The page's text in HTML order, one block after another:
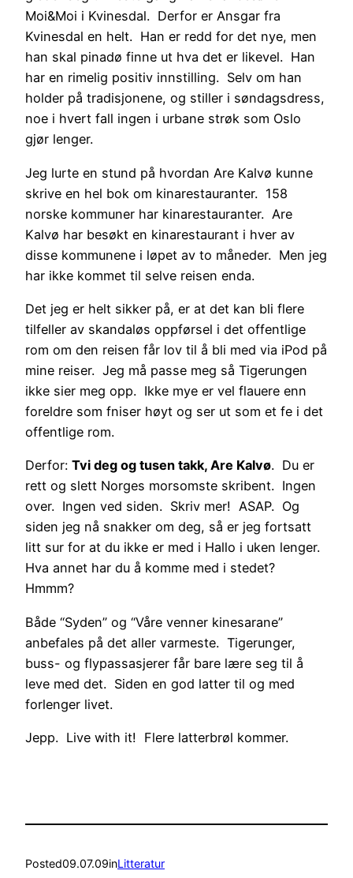
Moi&Moi i Kvinesdal. Derfor er Ansgar fra
Kvinesdal en helt. Han er redd for det nye, men
han skal pinadø finne ut hva det er likevel. Han
har en rimelig positiv innstilling. Selv om han
holder på tradisjonene, og stiller i søndagsdress,
noe i hvert fall ingen i urbane strøk som Oslo
gjør lenger.
Jeg lurte en stund på hvordan Are Kalvø kunne
skrive en hel bok om kinarestauranter. 158
norske kommuner har kinarestauranter. Are
Kalvø har besøkt en kinarestaurant i hver av
disse kommunene i løpet av to måneder. Men jeg
har ikke kommet til selve reisen enda.
Det jeg er helt sikker på, er at det kan bli flere
tilfeller av skandaløs oppførsel i det offentlige
rom om den reisen får lov til å bli med via iPod på
mine reiser. Jeg må passe meg så Tigerungen
ikke sier meg opp. Ikke mye er vel flauere enn
foreldre som fniser høyt og ser ut som et fe i det
offentlige rom.
Derfor: Tvi deg og tusen takk, Are Kalvø. Du er
rett og slett Norges morsomste skribent. Ingen
over. Ingen ved siden. Skriv mer! ASAP. Og
siden jeg nå snakker om deg, så er jeg fortsatt
litt sur for at du ikke er med i Hallo i uken lenger.
Hva annet har du å komme med i stedet?
Hmmm?
Både “Syden” og “Våre venner kinesarane”
anbefales på det aller varmeste. Tigerunger,
buss- og flypassasjerer får bare lære seg til å
leve med det. Siden en god latter til og med
forlenger livet.
Jepp. Live with it! Flere latterbrøl kommer.
Posted09.07.09inLitteratur